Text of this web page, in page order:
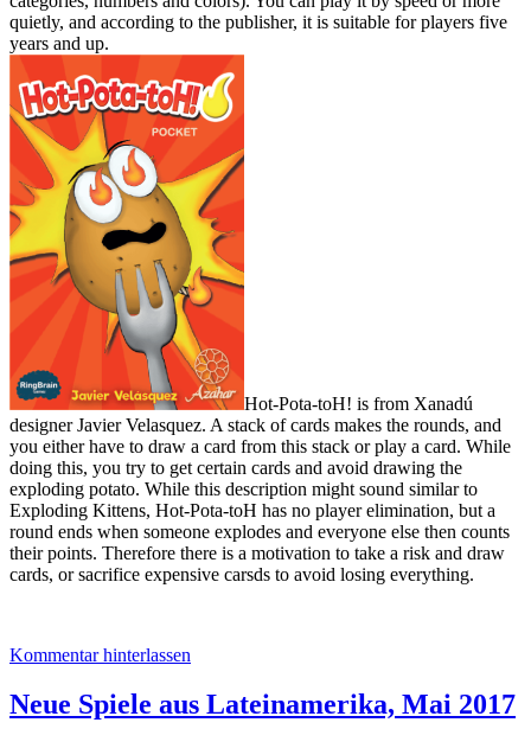
quietly, and according to the publisher, it is suitable for players five
years and up.
Hot-Pota-toH! is from Xanadú
designer Javier Velasquez. A stack of cards makes the rounds, and
you either have to draw a card from this stack or play a card. While
doing this, you try to get certain cards and avoid drawing the
exploding potato. While this description might sound similar to
Exploding Kittens, Hot-Pota-toH has no player elimination, but a
round ends when someone explodes and everyone else then counts
their points. Therefore there is a motivation to take a risk and draw
cards, or sacrifice expensive carsds to avoid losing everything.
Kommentar hinterlassen
Neue Spiele aus Lateinamerika, Mai 2017